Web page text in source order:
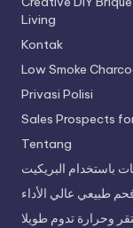
Living
Kontak
Low Smoke
Privasi Polisi
Sales Prospects
Tentang
باستخدام البريكيت
طبيعي عالي الأداء
وحرارة تدوم طويلا